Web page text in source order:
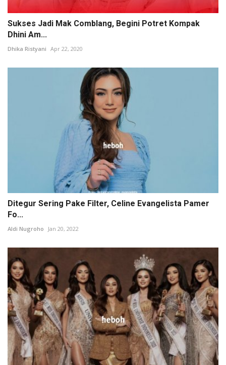
Sukses Jadi Mak Comblang, Begini Potret Kompak
Dhini Am...
Dhika Ristyani Apr 22, 2020
Ditegur Sering Pake Filter, Celine Evangelista Pamer
Fo...
Aldi Nugroho Jan 20, 2022